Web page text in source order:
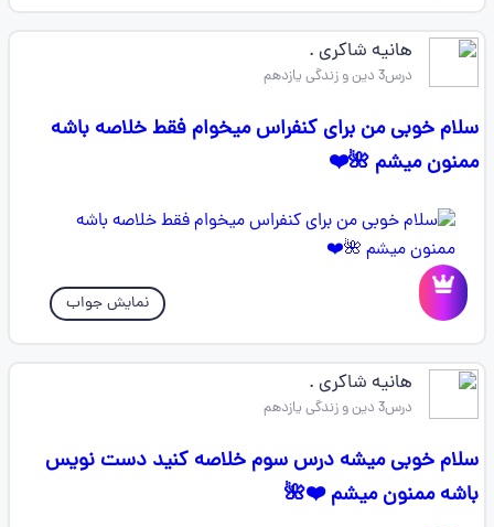
هانیه شاکری .
درس3 دین و زندگی یازدهم
سلام خوبی من برای کنفراس میخوام فقط خلاصه باشه
ممنون میشم 🌺❤️
نمایش جواب
هانیه شاکری .
درس3 دین و زندگی یازدهم
سلام خوبی میشه درس سوم خلاصه کنید دست نویس
باشه ممنون میشم ❤️🌺